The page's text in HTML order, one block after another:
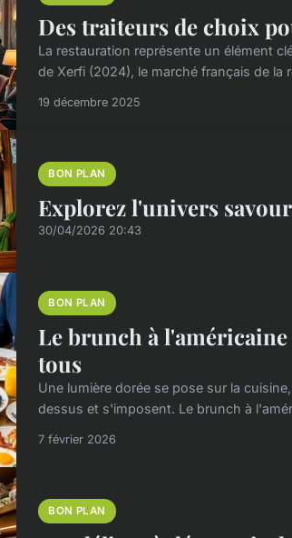
Des traiteurs de choix
La restauration représente un élément
de Xerfi (2024), le marché français de la
19 décembre 2025
BON PLAN
Explorez l'univers
30/04/2026 20:43
BON PLAN
Le brunch à
tous
Une lumière dorée se pose sur la
dessus et s'imposent. Le brunch à
7 février 2026
BON PLAN